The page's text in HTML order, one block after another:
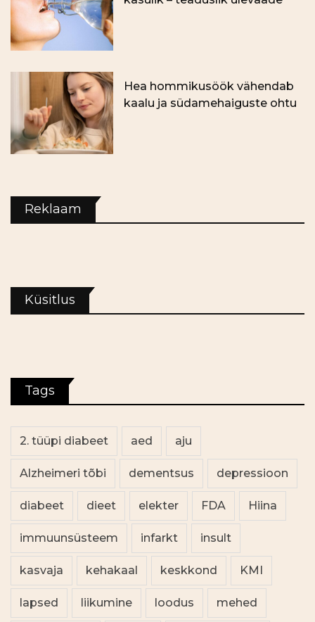
Hea hommikusöök vähendab
kaalu ja südamehaiguste ohtu
Reklaam
Küsitlus
Tags
2. tüüpi diabeet aed aju
Alzheimeri tõbi dementsus depressioon
diabeet dieet elekter FDA Hiina
immuunsüsteem infarkt insult
kasvaja kehakaal keskkond KMI
lapsed liikumine loodus mehed